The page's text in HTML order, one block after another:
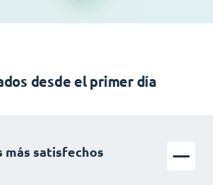
desde el primer día
más satisfechos